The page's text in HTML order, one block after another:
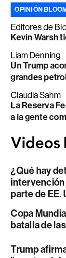
OPINIÓN
Editores de
Kevin Warsh
Liam Denning
Un Trump
grandes
Claudia Sahm
La Reserva
a la gente
¿Qué hay
intervención
parte de EE.
Copa
batalla de
Trump